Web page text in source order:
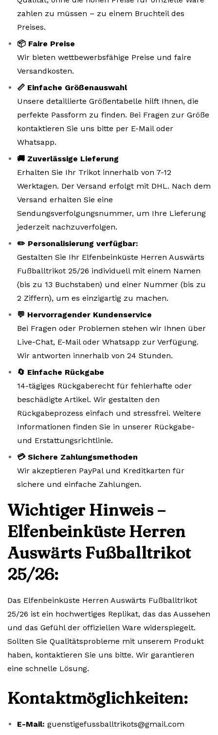
zahlen zu müssen – zu einem Bruchteil des
Preises.
📦 Faire Preise
Wir bieten wettbewerbsfähige Preise und faire
Versandkosten.
📏 Einfache Größenauswahl
Unsere detaillierte Größentabelle hilft Ihnen, die
perfekte Passform zu finden. Bei Fragen zur Größe
kontaktieren Sie uns bitte per E-Mail oder
Whatsapp.
🚚 Zuverlässige Lieferung
Erhalten Sie Ihr Trikot innerhalb von 7-12
Werktagen. Der Versand erfolgt mit DHL. Nach dem
Versand erhalten Sie eine
Sendungsverfolgungsnummer, um Ihre Lieferung
jederzeit nachzuverfolgen.
✏️ Personalisierung verfügbar:
Gestalten Sie Ihr Elfenbeinküste Herren Auswärts
Fußballtrikot 25/26 individuell mit einem Namen
(bis zu 13 Buchstaben) und einer Nummer (bis zu
2 Ziffern), um es einzigartig zu machen.
💬 Hervorragender Kundenservice
Bei Fragen oder Problemen stehen wir Ihnen über
Live-Chat, E-Mail oder Whatsapp zur Verfügung.
Wir antworten innerhalb von 24 Stunden.
🔄 Einfache Rückgabe
14-tägiges Rückgaberecht für fehlerhafte oder
beschädigte Artikel. Wir gestalten den
Rückgabeprozess einfach und stressfrei. Weitere
Informationen finden Sie in unserer Rückgabe-
und Erstattungsrichtlinie.
💳 Sichere Zahlungsmethoden
Wir akzeptieren PayPal und Kreditkarten für
sichere und einfache Zahlungen.
Wichtiger Hinweis –
Elfenbeinküste Herren
Auswärts Fußballtrikot
25/26:
Das Elfenbeinküste Herren Auswärts Fußballtrikot
25/26 ist ein hochwertiges Replikat, das das Aussehen
und das Gefühl der offiziellen Ware widerspiegelt.
Sollten Sie Qualitätsprobleme mit unserem Produkt
haben, kontaktieren Sie uns bitte. Wir garantieren
eine schnelle Lösung.
Kontaktmöglichkeiten:
E-Mail: guenstigefussballtrikots@gmail.com